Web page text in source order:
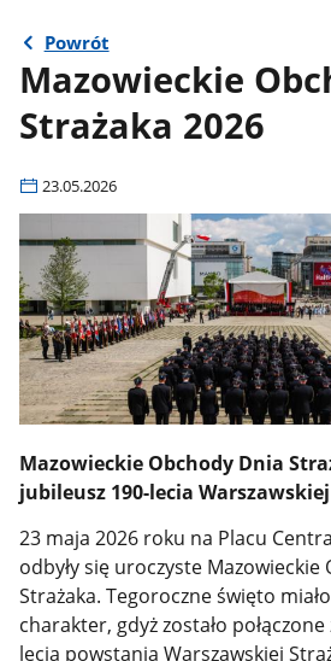
Powrót
Mazowieckie
Strażaka 2026
23.05.2026
Mazowieckie Obchody Dnia
jubileusz 190-lecia
23 maja 2026 roku na Placu
odbyły się uroczyste Mazowieckie
Strażaka. Tegoroczne święto
charakter, gdyż zostało
lecia powstania Warszawskiej